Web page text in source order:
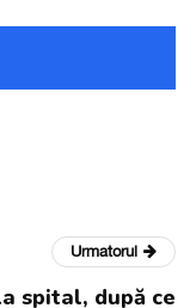
Urmatorul
spital, după ce